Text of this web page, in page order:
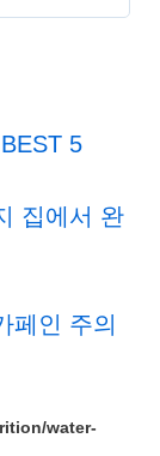
5
집에서 완
페인 주의
water-